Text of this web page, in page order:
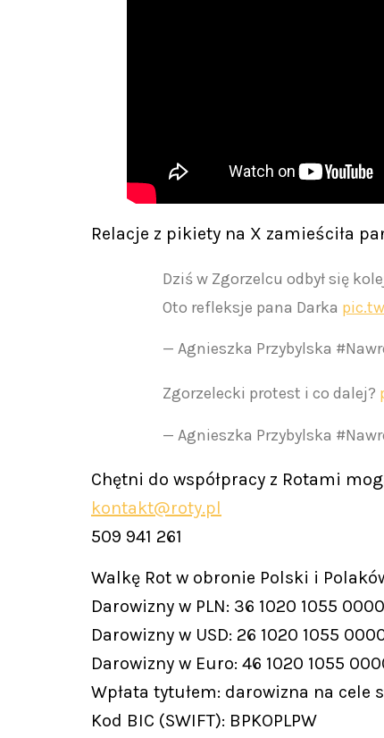
Relacje z pikiety na X zamieściła
Dziś w Zgorzelcu odbył się
Oto refleksje pana Darka
— Agnieszka Przybylska
Zgorzelecki protest i co dalej?
— Agnieszka Przybylska
Chętni do współpracy z Rotami
kontakt@roty.pl
509 941 261
Walkę Rot w obronie Polski i
Darowizny w PLN: 36 1020 1055
Darowizny w USD: 26 1020 1055
Darowizny w Euro: 46 1020 1055
Wpłata tytułem: darowizna na cele
Kod BIC (SWIFT): BPKOPLPW